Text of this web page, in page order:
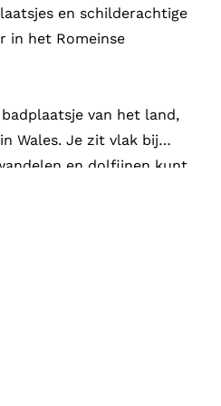
en schilderachtige
in het Romeinse
van het land,
Wales. Je zit vlak bij
en dolfijnen kunt
is ook geliefd bij vogels: